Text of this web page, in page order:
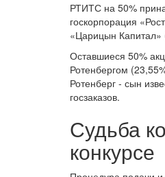
РТИТС на 50%
госкорпорация
«Царицын Капитал»
Оставшиеся 50%
Ротенбергом
Ротенберг - сын
госзаказов.
Судьба
конкурсе